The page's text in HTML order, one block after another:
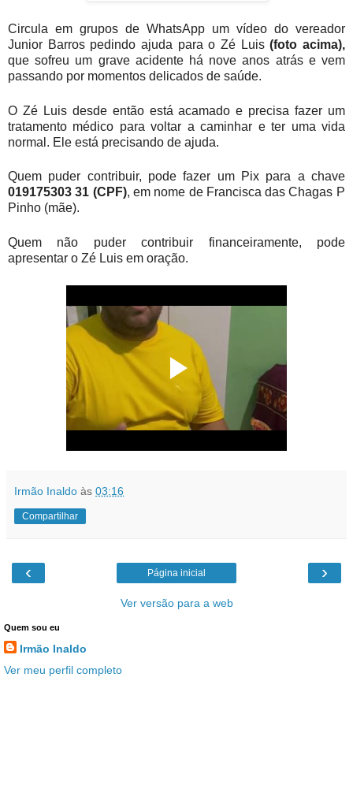
Circula em grupos de WhatsApp um vídeo do vereador
Junior Barros pedindo ajuda para o Zé Luis(foto acima),
que sofreu um grave acidente há nove anos atrás e vem
passando por momentos delicados de saúde.
O Zé Luis desde então está acamado e precisa fazer um
tratamento médico para voltar a caminhar eter uma vida
normal. Ele está precisando de ajuda.
Quem puder contribuir, pode fazer um Pix para a chave
019175303 31 (CPF), em nome de Francisca das Chagas P
Pinho (mãe).
Quem não puder contribuir financeiramente, pode
apresentar o Zé Luis em oração.
Irmão Inaldo às 03:16
Compartilhar
‹ ›
Página inicial
Ver versão para a web
Quem sou eu
Irmão Inaldo
Ver meu perfil completo